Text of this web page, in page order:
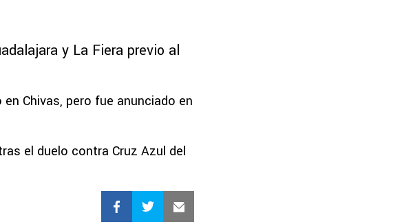
y La Fiera previo al
Chivas, pero fue anunciado en
el duelo contra Cruz Azul del